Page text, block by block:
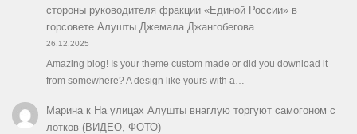
стороны руководителя фракции «Единой России» в
горсовете Алушты Джемала Джангобегова
26.12.2025
Amazing blog! Is your theme custom made or did you download it
from somewhere? A design like yours with a…
Маринак На улицах Алушты внаглую торгуют самогоном с
лотков (ВИДЕО, ФОТО)